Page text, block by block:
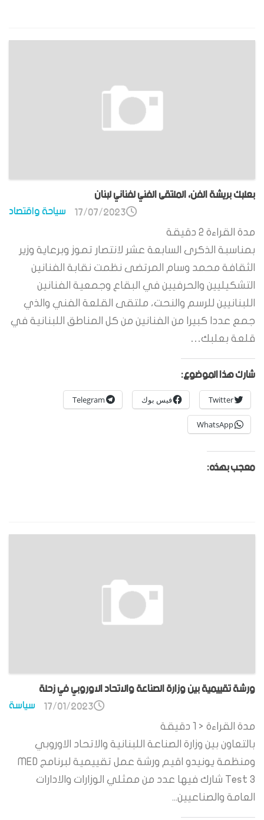
بعلبك بريشة الفن، الملتقى الفني لفناني لبنان
سياحة واقتصاد 17/07/2023
مدة القراءة 2 دقيقة
بمناسبة الذكرى السابعة عشر لانتصار تموز وبرعاية وزير
الثقافة محمد وسام المرتضى نظمت نقابة الفنانين
التشكيليين والحرفيين في البقاع وجمعية الفنانين
اللبنانيين للرسم والنحت، ملتقى القلعة الفني والذي
جمع عددا كبيرا من الفنانين من كل المناطق اللبنانية في
قلعة بعلبك…
شارك هذا الموضوع:
Twitter فيس بوك Telegram
WhatsApp
معجب بهذه:
ورشة تقييمية بين وزارة الصناعة والاتحاد الاوروبي في زحلة
سياسة 17/01/2023
مدة القراءة < 1
دقيقة
بالتعاون بين وزارة الصناعة اللبنانية والاتحاد الاوروبي
ومنظمة يونيدو اقيم ورشة عمل تقييمية لبرنامج MED
Test 3 شارك فيها عدد من ممثلي الوزارات والادارات
العامة والصناعيين...